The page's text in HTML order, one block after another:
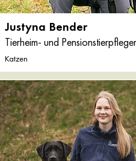
Justyna Bender
Tierheim- und
Katzen